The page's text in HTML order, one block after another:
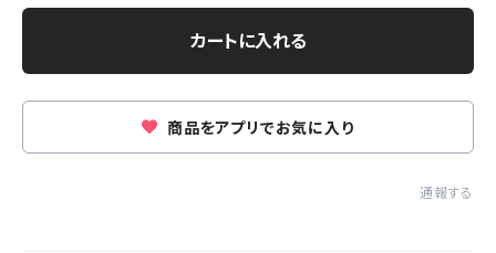
カートに入れる
商品をアプリでお気に入り
通報する